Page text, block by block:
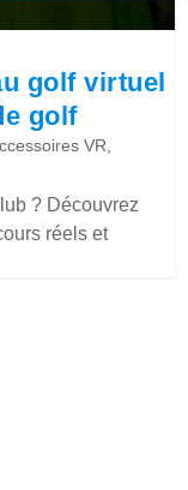
golf virtuel
golf
VR
? Découvrez
réels et